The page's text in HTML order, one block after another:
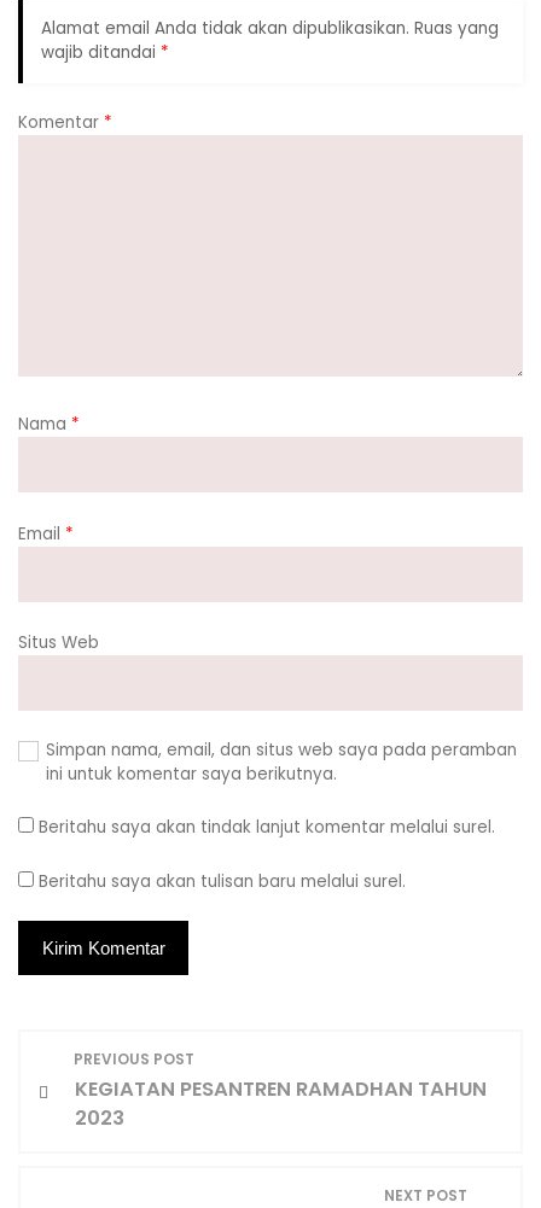
Alamat email Anda tidak akan dipublikasikan. Ruas yang
wajib ditandai *
Komentar *
Nama *
Email *
Situs Web
Simpan nama, email, dan situs web saya pada peramban
ini untuk komentar saya berikutnya.
Beritahu saya akan tindak lanjut komentar melalui surel.
Beritahu saya akan tulisan baru melalui surel.
a
PREVIOUS POST
KEGIATAN PESANTREN RAMADHAN TAHUN
2023
NEXT POST